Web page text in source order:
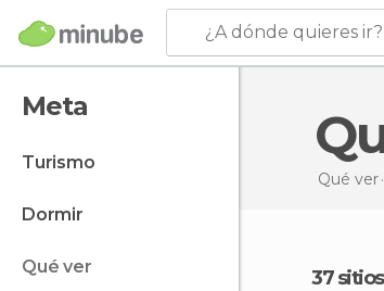
¿A dónde quieres ir?
Meta
turismo
dormir
qué ver
Qué ver
37